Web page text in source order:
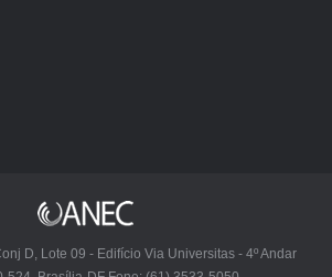
D, Lote 09 - Edifício Via Universitas - 4º Andar